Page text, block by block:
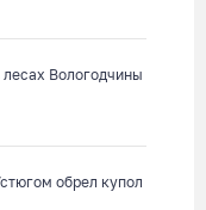
Вологодчины
обрел купол